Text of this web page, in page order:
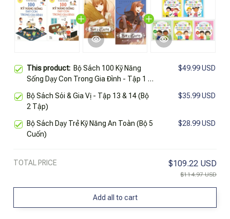
This product: Bộ Sách 100 Kỹ Năng
Sống Dạy Con Trong Gia Đình - Tập 1 +
$49.99 USD
Bộ Sách Sói & Gia Vị - Tập 13 & 14 (Bộ
2 Tập)
$35.99 USD
Bộ Sách Dạy Trẻ Kỹ Năng An Toàn (Bộ 5
Cuốn)
$28.99 USD
TOTAL PRICE $109.22 USD
$114.97 USD
Add all to cart